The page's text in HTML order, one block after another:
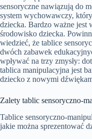
sensoryczne nawiązują do
system wychowawczy,
dziecka. Bardzo ważne jest
środowisko dziecka.
wiedzieć, że tablice
dwóch zabawek
wpływać na trzy zmysły:
tablica manipulacyjna jest
dziecko z nowymi
Zalety tablic sensoryczno-
Tablice sensoryczno-
jakie można sprezentować